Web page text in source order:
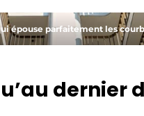
épouse parfaitement les
dernier